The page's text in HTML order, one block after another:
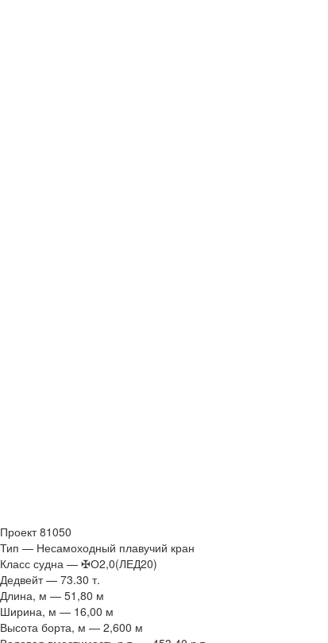
Проект 81050
Тип — Несамоходный плавучий кран
Класс судна — ✠О2,0(ЛЕД20)
Дедвейт — 73.30 т.
Длина, м — 51,80 м
Ширина, м — 16,00 м
Высота борта, м — 2,600 м